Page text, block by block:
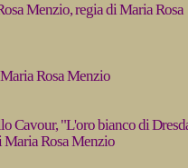
Menzio, regia di Maria Rosa
Rosa Menzio
Cavour, "L'oro bianco di
Maria Rosa Menzio